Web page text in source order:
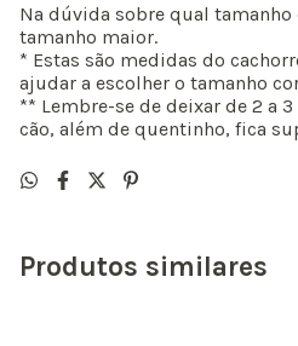
Na dúvida sobre qual tamanho
tamanho maior.
* Estas são medidas do
ajudar a escolher o tamanho
** Lembre-se de deixar de 2 a
cão, além de quentinho, fica
Produtos similares